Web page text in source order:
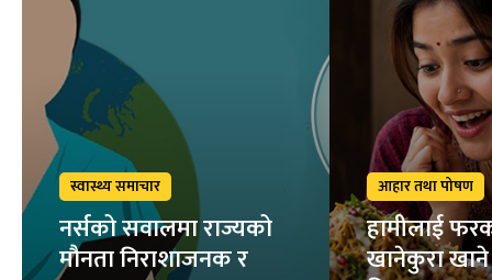
स्वास्थ्य समाचार
नर्सको सवालमा राज्यको
मौनता निराशाजनक र
आहार तथा पोषण
हामीलाई
खानेकुरा खाने